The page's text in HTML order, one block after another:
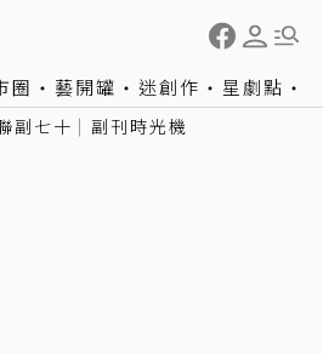
圈 藝開罐 迷創作 星劇點
副七十 副刊時光機